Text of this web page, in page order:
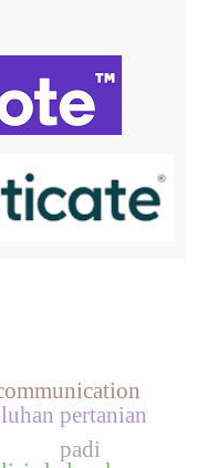
pertanian
padi